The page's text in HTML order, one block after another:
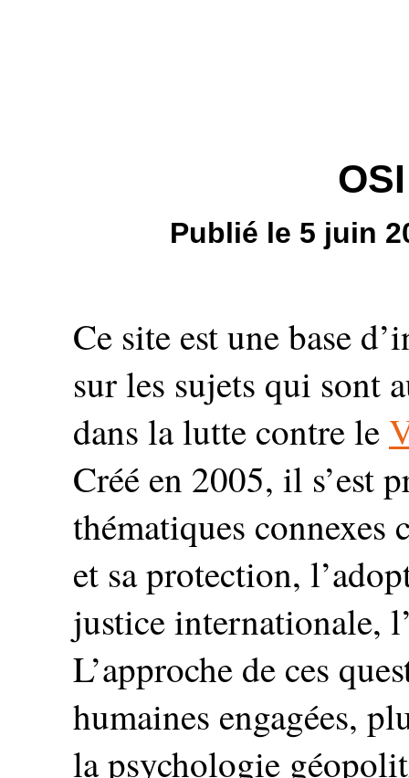
Publié le 5 juin
Ce site est une base
sur les sujets qui sont
dans la lutte contre le
Créé en 2005, il s’est
thématiques connexes
et sa protection,
justice internationale,
L’approche de ces
humaines engagées,
la psychologie